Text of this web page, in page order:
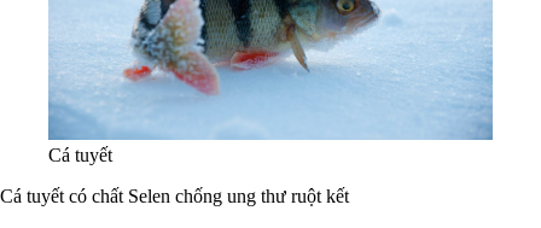
Cá tuyết
Cá tuyết có chất Selen chống ung thư ruột kết